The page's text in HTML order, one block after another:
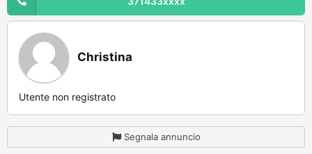
Christina
Utente non registrato
Segnala annuncio